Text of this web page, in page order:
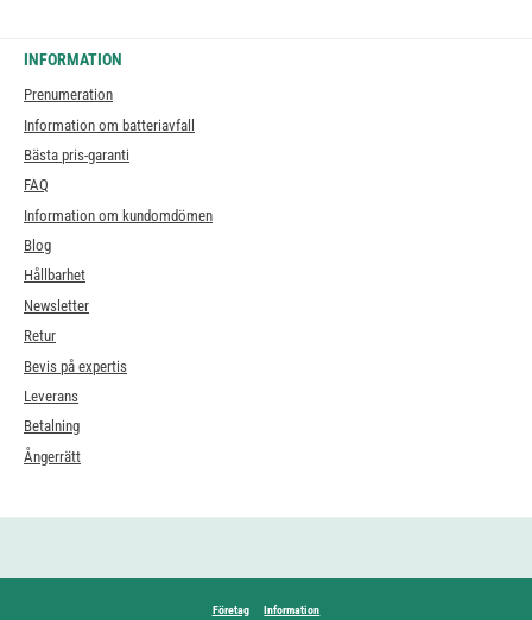
INFORMATION
Prenumeration
Information om batteriavfall
Bästa pris-garanti
FAQ
Information om kundomdömen
Blog
Hållbarhet
Newsletter
Retur
Bevis på expertis
Leverans
Betalning
Ångerrätt
Företag Information